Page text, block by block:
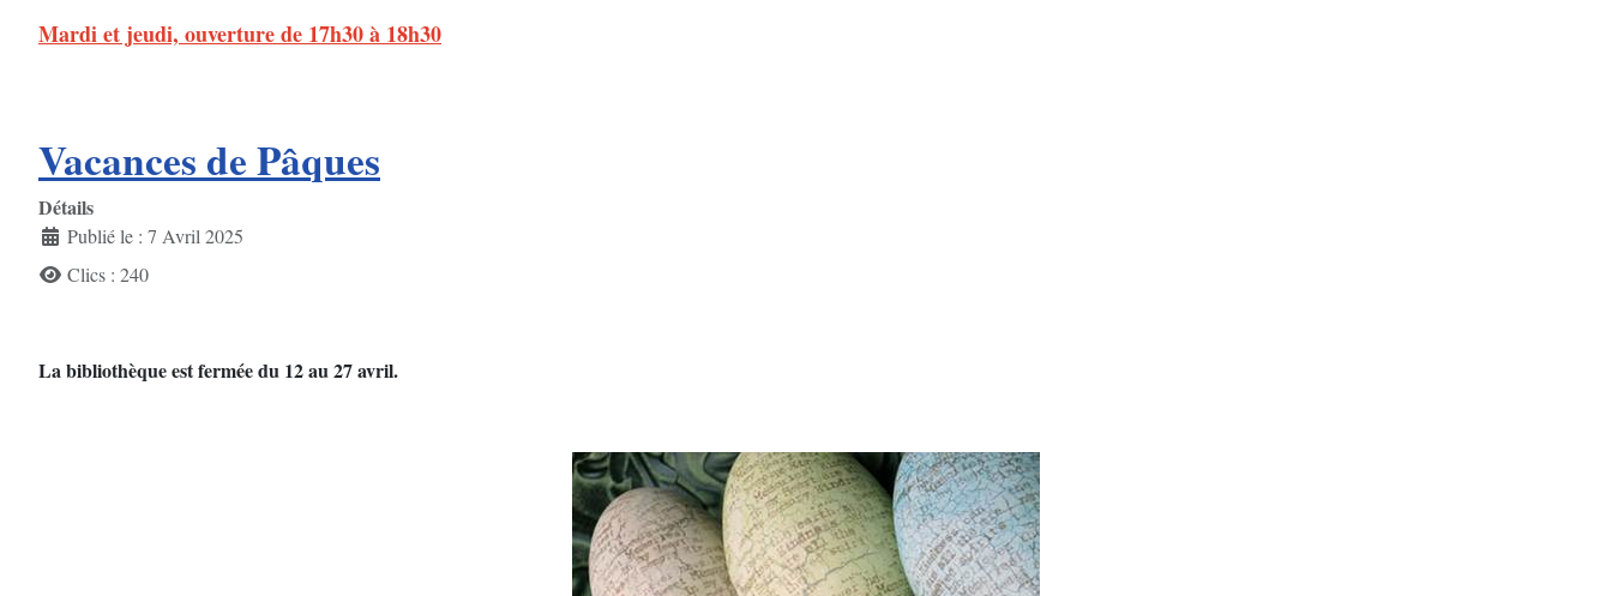
Mardi et jeudi, ouverture de 17h30 à 18h30
Vacances de Pâques
Détails
Publié le : 7 Avril 2025
Clics : 240
La bibliothèque est fermée du 12 au 27 avril.